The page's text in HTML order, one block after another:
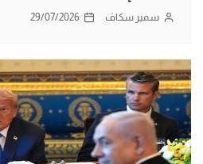
سمير سكاف 29/07/2026